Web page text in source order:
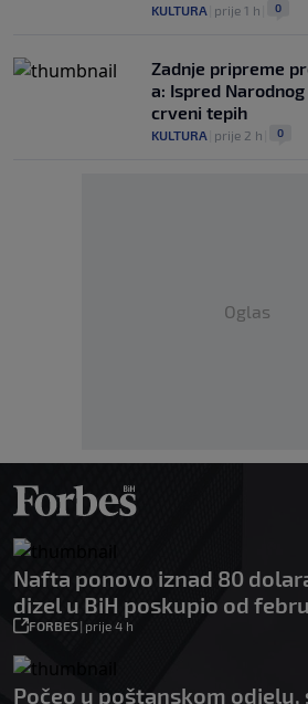
KULTURA prije 1 h 0
Zadnje pripreme
a: Ispred
crveni tepih
KULTURA prije 2 h 0
Oglas
Nafta ponovo iznad 80
dizel u BiH poskupio od
FORBES| prije 4 h
Počeo u poštanskom odjelu,